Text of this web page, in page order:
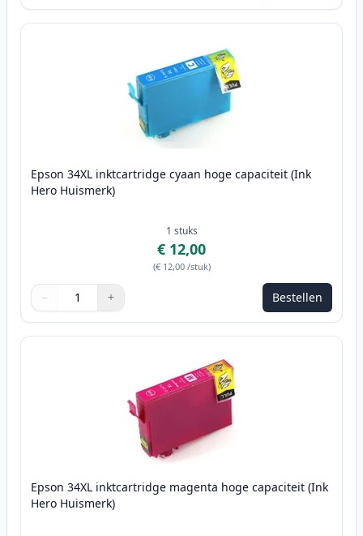
Epson 34XL inktcartridge cyaan hoge capaciteit (Ink
Hero Huismerk)
1 stuks
€ 12,00
(€ 12,00 /stuk)
Aantal
Gebruik de knoppen om aan te passen
− +
Aantal 1 Bestellen
Epson 34XL inktcartridge magenta hoge capaciteit (Ink
Hero Huismerk)